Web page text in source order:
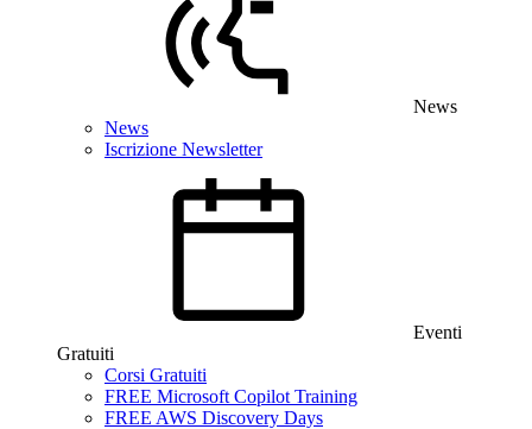
News
News
Iscrizione Newsletter
Eventi
Gratuiti
Corsi Gratuiti
FREE Microsoft Copilot Training
FREE AWS Discovery Days